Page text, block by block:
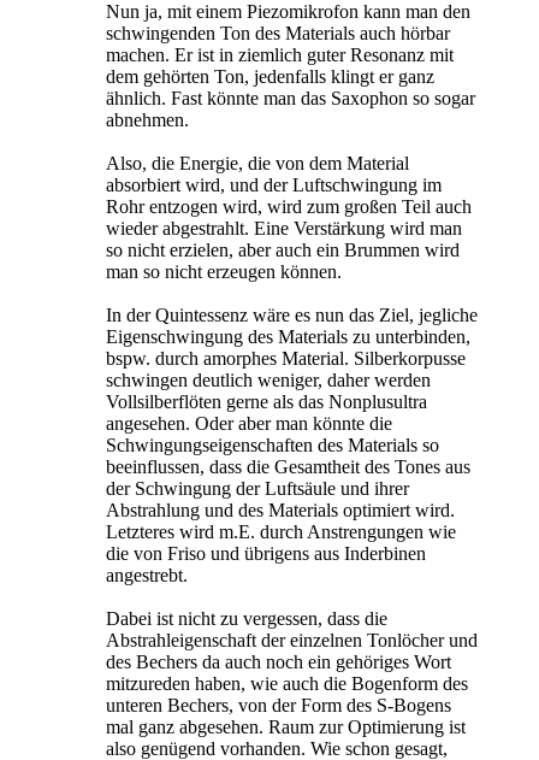
Nun ja, mit einem Piezomikrofon kann man den
schwingenden Ton des Materials auch hörbar
machen. Er ist in ziemlich guter Resonanz mit
dem gehörten Ton, jedenfalls klingt er ganz
ähnlich. Fast könnte man das Saxophon so sogar
abnehmen.
Also, die Energie, die von dem Material
absorbiert wird, und der Luftschwingung im
Rohr entzogen wird, wird zum großen Teil auch
wieder abgestrahlt. Eine Verstärkung wird man
so nicht erzielen, aber auch ein Brummen wird
man so nicht erzeugen können.
In der Quintessenz wäre es nun das Ziel, jegliche
Eigenschwingung des Materials zu unterbinden,
bspw. durch amorphes Material. Silberkorpusse
schwingen deutlich weniger, daher werden
Vollsilberflöten gerne als das Nonplusultra
angesehen. Oder aber man könnte die
Schwingungseigenschaften des Materials so
beeinflussen, dass die Gesamtheit des Tones aus
der Schwingung der Luftsäule und ihrer
Abstrahlung und des Materials optimiert wird.
Letzteres wird m.E. durch Anstrengungen wie
die von Friso und übrigens aus Inderbinen
angestrebt.
Dabei ist nicht zu vergessen, dass die
Abstrahleigenschaft der einzelnen Tonlöcher und
des Bechers da auch noch ein gehöriges Wort
mitzureden haben, wie auch die Bogenform des
unteren Bechers, von der Form des S-Bogens
mal ganz abgesehen. Raum zur Optimierung ist
also genügend vorhanden. Wie schon gesagt,